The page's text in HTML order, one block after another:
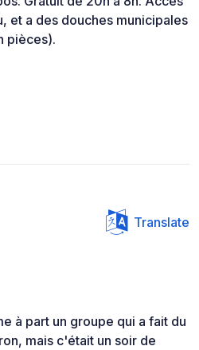
et a des douches municipales
pièces).
Translate
à part un groupe qui a fait du
mais c'était un soir de